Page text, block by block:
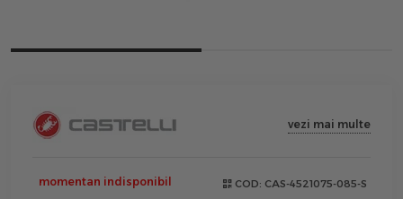
vezi mai multe
momentan indisponibil COD: CAS-4521075-085-S